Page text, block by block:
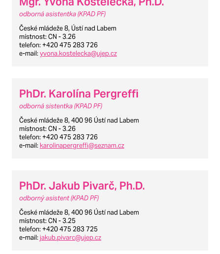
odborná asistentka (KPAD PF)
České mládeže 8, Ústí nad Labem
místnost: CN - 3.26
telefon: +420 475 283 726
e-mail:yvona.kostelecka@ujep.cz
PhDr. Karolína Pergreffi
odborná sistentka (KPAD PF)
České mládeže 8, 400 96 Ústí nad Labem
místnost: CN - 3.26
telefon: +420 475 283 726
e-mail: karolinapergreffi@seznam.cz
PhDr. Jakub Pivarč, Ph.D.
odborný asistent (KPAD PF)
České mládeže 8, 400 96 Ústí nad Labem
místnost: CN - 3.25
telefon: +420 475 283 725
e-mail: jakub.pivarc@ujep.cz